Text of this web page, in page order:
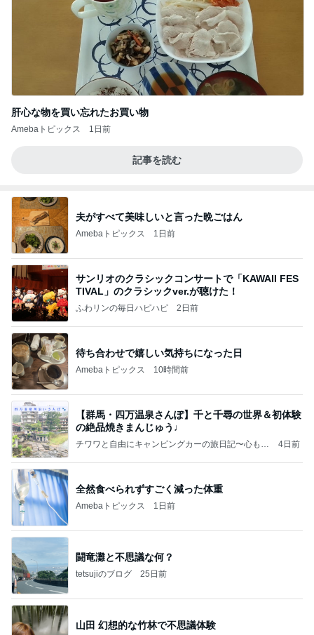
肝心な物を買い忘れたお買い物
Amebaトピックス 1日前
記事を読む
夫がすべて美味しいと言った晩ごはん
Amebaトピックス 1日前
サンリオのクラシックコンサートで「KAWAII FES
TIVAL」のクラシックver.が聴けた！
ふわリンの毎日ハピハピ 2日前
待ち合わせで嬉しい気持ちになった日
Amebaトピックス 10時間前
【群馬・四万温泉さんぽ】千と千尋の世界＆初体験
の絶品焼きまんじゅう♩
チワワと自由にキャンピングカーの旅日記〜心もカ
4日前
全然食べられずすごく減った体重
Amebaトピックス 1日前
闘竜灘と不思議な何？
tetsujiのブログ 25日前
山田 幻想的な竹林で不思議体験